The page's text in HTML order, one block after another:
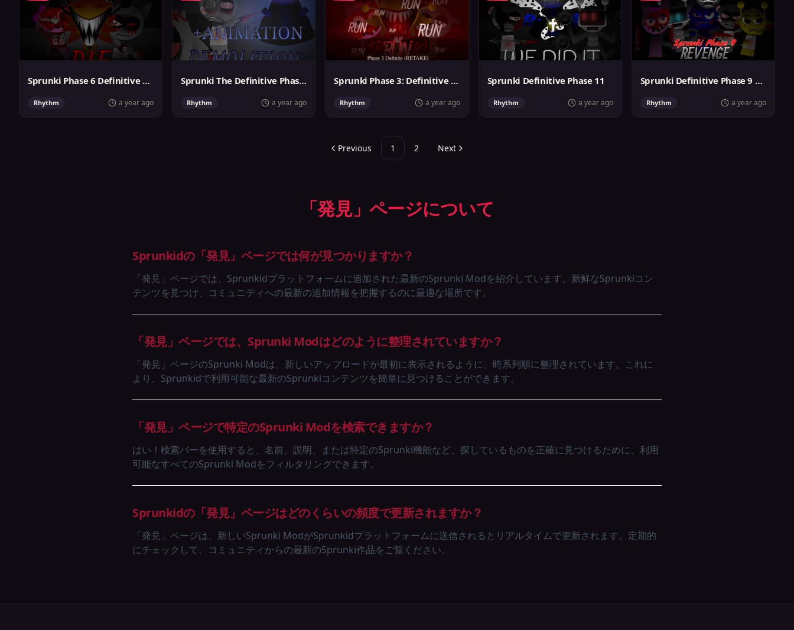
Sprunki Phase 6 Definitive Gray Fault
Rhythm a year ago
Sprunki The Definitive Phase 9 Update
Rhythm a year ago
Sprunki Phase 3: Definitive Retake
Rhythm a year ago
Sprunki Definitive Phase 11
Rhythm a year ago
Sprunki Definitive Phase 9 Revenge
Rhythm a year ago
Previous 1 2 Next
「発見」ページについて
Sprunkidの「発見」ページでは何が見つかりますか？
「発見」ページでは、Sprunkidプラットフォームに追加された最新のSprunki Modを紹介しています。新鮮なSprunkiコン
テンツを見つけ、コミュニティへの最新の追加情報を把握するのに最適な場所です。
「発見」ページでは、Sprunki Modはどのように整理されていますか？
「発見」ページのSprunki Modは、新しいアップロードが最初に表示されるように、時系列順に整理されています。これに
より、Sprunkidで利用可能な最新のSprunkiコンテンツを簡単に見つけることができます。
「発見」ページで特定のSprunki Modを検索できますか？
はい！検索バーを使用すると、名前、説明、または特定のSprunki機能など、探しているものを正確に見つけるために、利用
可能なすべてのSprunki Modをフィルタリングできます。
Sprunkidの「発見」ページはどのくらいの頻度で更新されますか？
「発見」ページは、新しいSprunki ModがSprunkidプラットフォームに送信されるとリアルタイムで更新されます。定期的
にチェックして、コミュニティからの最新のSprunki作品をご覧ください。